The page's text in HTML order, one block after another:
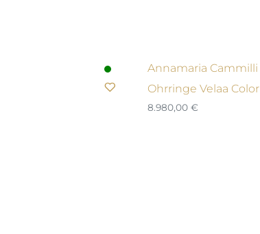
Annamaria Cammilli
Ohrringe Velaa Color
8.980,00€